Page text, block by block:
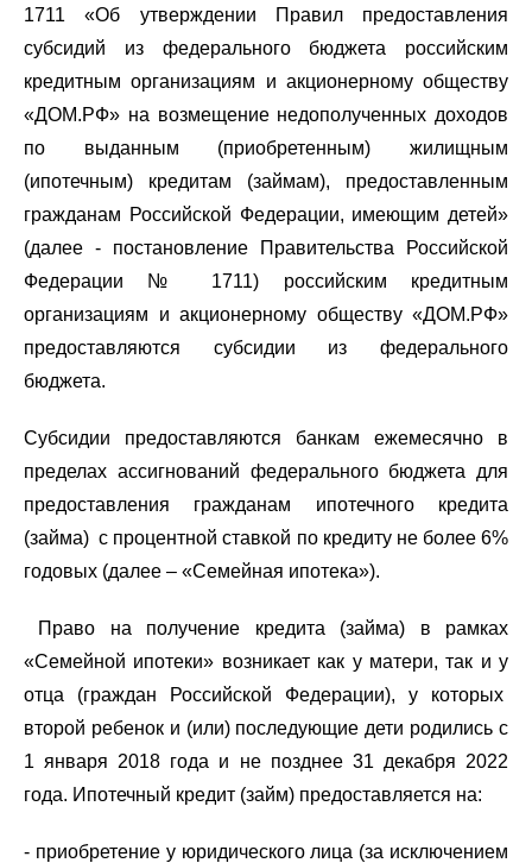
1711 «Об утверждении Правил предоставления
субсидий из федерального бюджета российским
кредитным организациям и акционерному обществу
«ДОМ.РФ» на возмещение недополученных доходов
по выданным (приобретенным) жилищным
(ипотечным) кредитам (займам), предоставленным
гражданам Российской Федерации, имеющим детей»
(далее - постановление Правительства Российской
Федерации № 1711) российским кредитным
организациям и акционерному обществу «ДОМ.РФ»
предоставляются субсидии из федерального
бюджета.
Субсидии предоставляются банкам ежемесячно в
пределах ассигнований федерального бюджета для
предоставления гражданам ипотечного кредита
(займа) с процентной ставкой по кредиту не более 6%
годовых (далее – «Семейная ипотека»).
Право на получение кредита (займа) в рамках
«Семейной ипотеки» возникает как у матери, так и у
отца (граждан Российской Федерации), у которых
второй ребенок и (или) последующие дети родились с
1 января 2018 года и не позднее 31 декабря 2022
года. Ипотечный кредит (займ) предоставляется на:
- приобретение у юридического лица (за исключением